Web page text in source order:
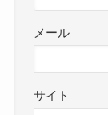
メール
サイト